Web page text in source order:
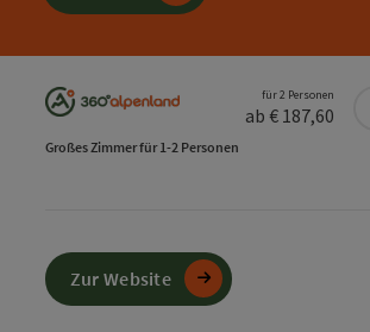
für 2 Personen
ab € 187,60
Großes Zimmer für 1-2 Personen
Zur Website